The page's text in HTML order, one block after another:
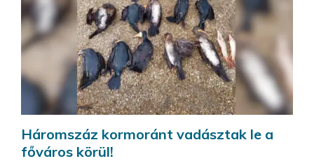
Háromszáz kormoránt vadásztak le a
főváros körül!